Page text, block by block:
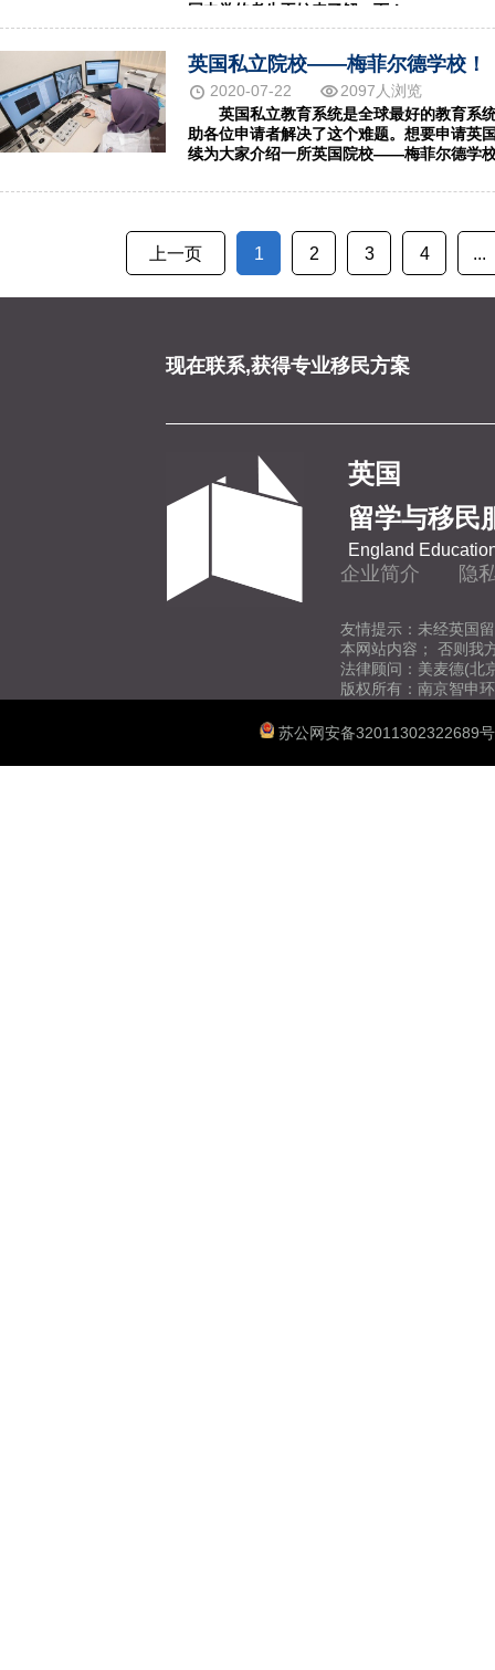
国中学的考生不妨来了解一下！
英国私立院校——梅菲尔德学校！
2020-07-22
2097人浏览
英国私立教育系统是全球最好的教育系
助各位申请者解决了这个难题。想要申请
续为大家介绍一所英国院校——梅菲尔德学
上一页 1 2 3 4 ...
现在联系,获得专业移民方案
英国
留学与移民
England
企业简介 隐
友情提示：未经英国
本网站内容； 否则我
法律顾问：美麦德(北
版权所有：南京智申
苏公网安备32011302322689号